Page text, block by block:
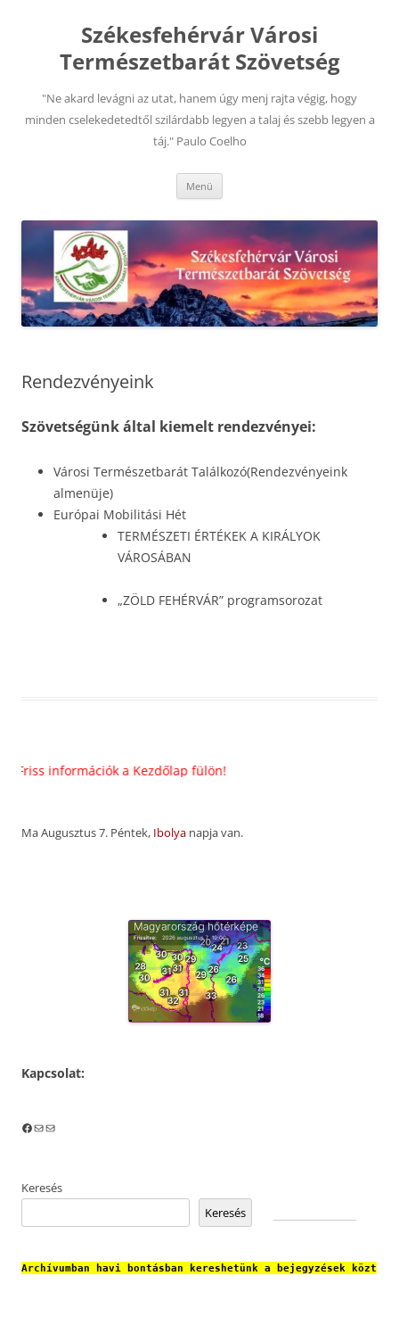
tartalombaSzékesfehérvár Városi
Természetbarát Szövetség
"Ne akard levágni az utat, hanem úgy menj rajta végig, hogy
minden cselekedetedtől szilárdabb legyen a talaj és szebb legyen a
táj." Paulo Coelho
Menü
Rendezvényeink
Szövetségünk által kiemelt rendezvényei:
Városi Természetbarát Találkozó(Rendezvényeink
almenüje)
Európai Mobilitási Hét
TERMÉSZETI ÉRTÉKEK A KIRÁLYOK
VÁROSÁBAN
„ZÖLD FEHÉRVÁR” programsorozat
információk a Kezdőlap fülön!
Ma Augusztus 7. Péntek, Ibolya napja van.
Kapcsolat:
Facebook
Mail
Mail
Keresés
Keresés
Archívumban havi bontásban kereshetünk a bejegyzések közt